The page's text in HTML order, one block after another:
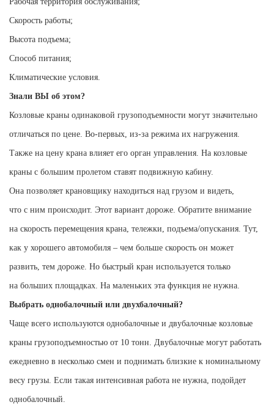
Скорость работы;
Высота подъема;
Способ питания;
Климатические условия.
Знали ВЫ об этом?
Козловые краны одинаковой грузоподъемности могут значительно
отличаться по цене. Во-первых, из-за режима их нагружения.
Также на цену крана влияет его орган управления. На козловые
краны с большим пролетом ставят подвижную кабину.
Она позволяет крановщику находиться над грузом и видеть,
что с ним происходит. Этот вариант дороже. Обратите внимание
на скорость перемещения крана, тележки, подъема/опускания. Тут,
как у хорошего автомобиля – чем больше скорость он может
развить, тем дороже. Но быстрый кран используется только
на больших площадках. На маленьких эта функция не нужна.
Выбрать однобалочный или двухбалочный?
Чаще всего используются однобалочные и двубалочные козловые
краны грузоподъемностью от 10 тонн. Двубалочные могут работать
ежедневно в несколько смен и поднимать близкие к номинальному
весу грузы. Если такая интенсивная работа не нужна, подойдет
однобалочный.